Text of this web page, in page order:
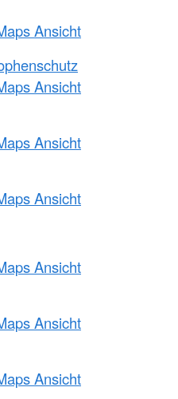
Ansicht
Ansicht
Ansicht
Ansicht
Ansicht
Ansicht
Ansicht